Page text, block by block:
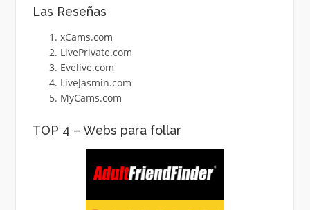
Las Reseñas
xCams.com
LivePrivate.com
Evelive.com
LiveJasmin.com
MyCams.com
TOP 4 – Webs para follar